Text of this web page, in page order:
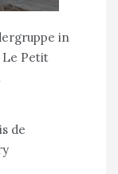
in
Le Petit
de